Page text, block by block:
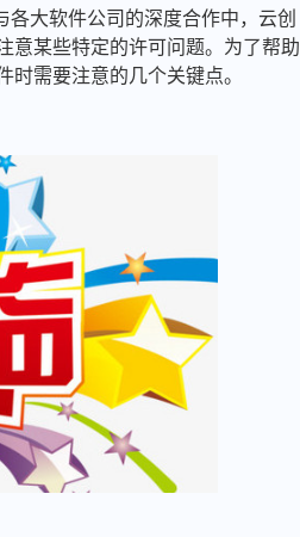
大软件公司的深度合作中，云创
意某些特定的许可问题。为了帮助
需要注意的几个关键点。